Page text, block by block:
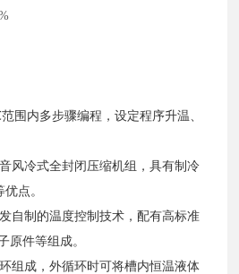
围内多步骤编程，设定程序升温、
风冷式全封闭压缩机组，具有制冷
点。
自制的温度控制技术，配有高标准
原件等组成。
组成，外循环时可将槽内恒温液体